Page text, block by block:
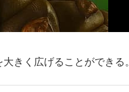
きく広げることができる。